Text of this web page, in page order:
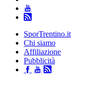
SporTrentino.it
Chi siamo
Affiliazione
Pubblicità